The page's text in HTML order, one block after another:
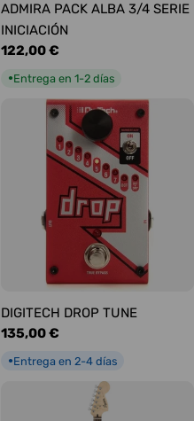
ADMIRA PACK ALBA 3/4 SERIE
INICIACIÓN
Precio
122,00 €
●Entrega en 1-2 días
DIGITECH DROP TUNE
Precio
135,00 €
●Entrega en 2-4 días